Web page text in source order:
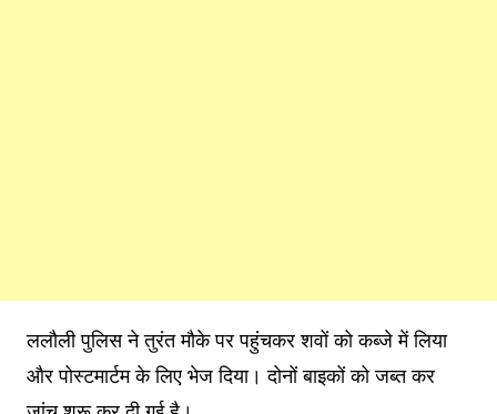
ललौली पुलिस ने तुरंत मौके पर पहुंचकर शवों को कब्जे में लिया
और पोस्टमार्टम के लिए भेज दिया। दोनों बाइकों को जब्त कर